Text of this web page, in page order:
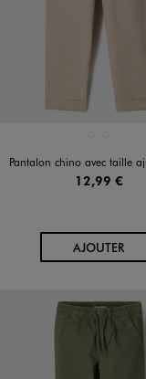
Pantalon chino avec taille
12,99 €
AJOUTERAU